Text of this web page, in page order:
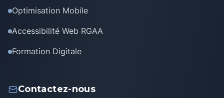
Optimisation Mobile
Accessibilité Web RGAA
Formation Digitale
Contactez-nous